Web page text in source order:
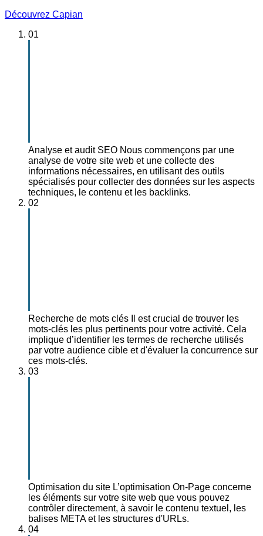
Découvrez Capian
01
Analyse et audit SEO Nous commençons par une
analyse de votre site web et une collecte des
informations nécessaires, en utilisant des outils
spécialisés pour collecter des données sur les aspects
techniques, le contenu et les backlinks.
02
Recherche de mots clés
Il est crucial de trouver les
mots-clés les plus pertinents pour votre activité. Cela
implique d’identifier les termes de recherche utilisés
par votre audience cible et d'évaluer la concurrence sur
ces mots-clés.
03
Optimisation du site L’optimisation On-Page concerne
les éléments sur votre site web que vous pouvez
contrôler directement, à savoir le contenu textuel, les
balises META et les structures d'URLs.
04